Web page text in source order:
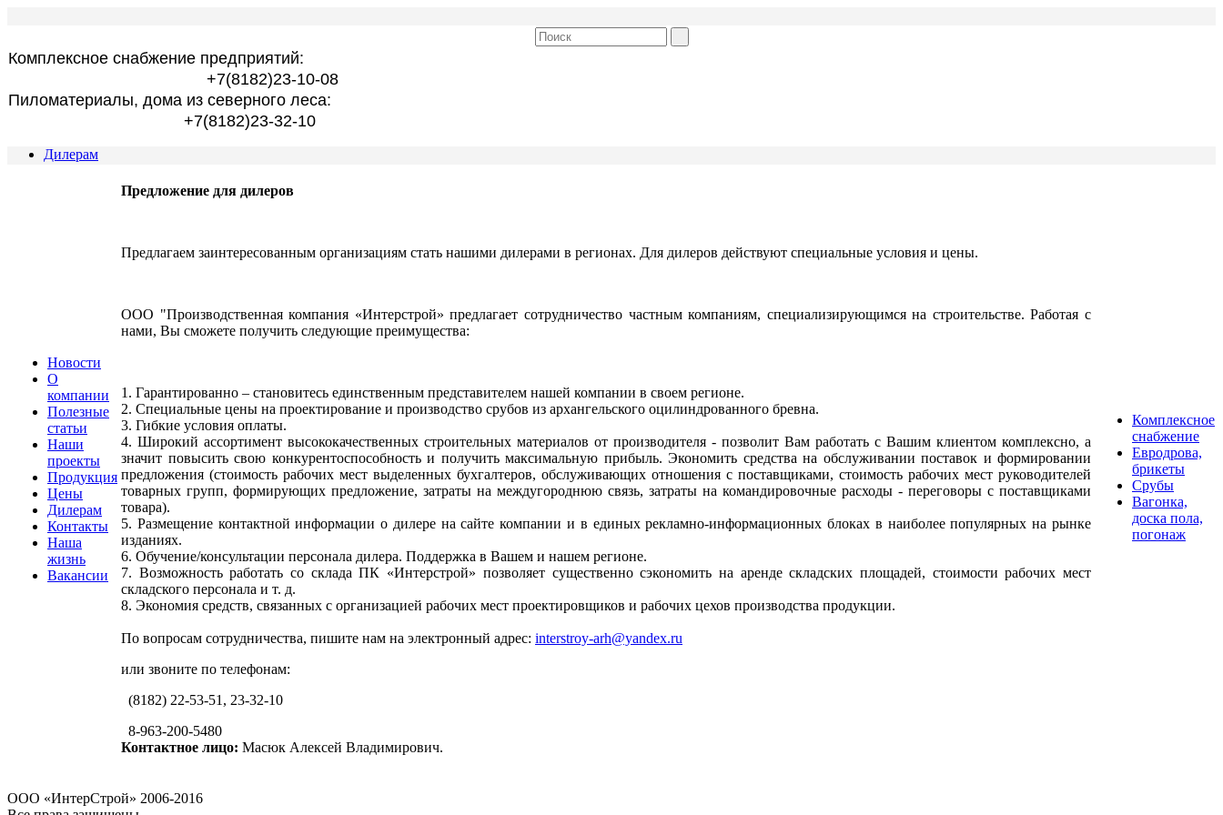
Комплексное снабжение предприятий:
+7(8182)23-10-08
Пиломатериалы, дома из северного леса:
+7(8182)23-32-10
Дилерам
Новости
О
компании
Полезные
статьи
Наши
проекты
Продукция
Цены
Дилерам
Контакты
Наша
жизнь
Вакансии
Предложение для дилеров
Предлагаем заинтересованным организациям стать нашими дилерами в регионах. Для дилеров действуют специальные условия и цены.
ООО "Производственная компания «Интерстрой» предлагает сотрудничество частным компаниям, специализирующимся на строительстве. Работая с
нами, Вы сможете получить следующие преимущества:
1. Гарантированно – становитесь единственным представителем нашей компании в своем регионе.
2. Специальные цены на проектирование и производство срубов из архангельского оцилиндрованного бревна.
3. Гибкие условия оплаты.
4. Широкий ассортимент высококачественных строительных материалов от производителя - позволит Вам работать с Вашим клиентом комплексно, а
значит повысить свою конкурентоспособность и получить максимальную прибыль. Экономить средства на обслуживании поставок и формировании
предложения (стоимость рабочих мест выделенных бухгалтеров, обслуживающих отношения с поставщиками, стоимость рабочих мест руководителей
товарных групп, формирующих предложение, затраты на междугороднюю связь, затраты на командировочные расходы - переговоры с поставщиками
товара).
5. Размещение контактной информации о дилере на сайте компании и в единых рекламно-информационных блоках в наиболее популярных на рынке
изданиях.
6. Обучение/консультации персонала дилера. Поддержка в Вашем и нашем регионе.
7. Возможность работать со склада ПК «Интерстрой» позволяет существенно сэкономить на аренде складских площадей, стоимости рабочих мест
складского персонала и т. д.
8. Экономия средств, связанных с организацией рабочих мест проектировщиков и рабочих цехов производства продукции.
По вопросам сотрудничества, пишите нам на электронный адрес: interstroy-arh@yandex.ru
или звоните по телефонам:
(8182) 22-53-51, 23-32-10
8-963-200-5480
Контактное лицо: Масюк Алексей Владимирович.
Комплексное
снабжение
Евродрова,
брикеты
Срубы
Вагонка,
доска пола,
погонаж
OOO «ИнтерСтрой» 2006-2016